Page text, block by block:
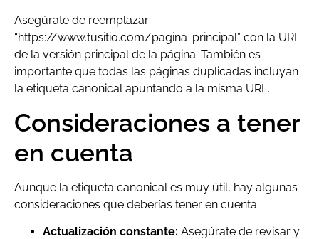
Asegúrate de reemplazar
“https://www.tusitio.com/pagina-principal” con la URL
de la versión principal de la página. También es
importante que todas las páginas duplicadas incluyan
la etiqueta canonical apuntando a la misma URL.
Consideraciones a tener
en cuenta
Aunque la etiqueta canonical es muy útil, hay algunas
consideraciones que deberías tener en cuenta:
Actualización constante: Asegúrate de revisar y